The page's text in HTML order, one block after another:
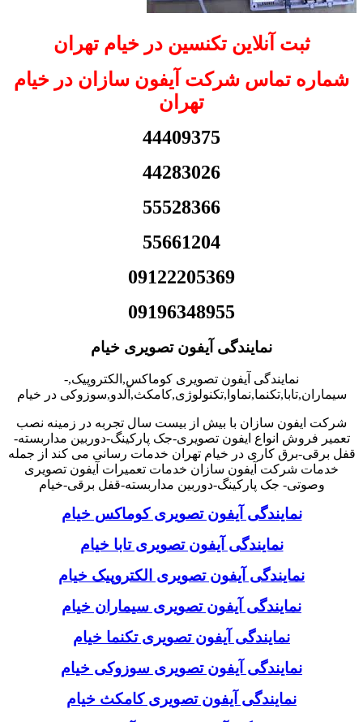
ثبت آنلاین تکنسین در خیام تهران
شماره تماس شرکت آیفون سازان در خیام
تهران
44409375
44283026
55528366
55661204
09122205369
09196348955
نمایندگی آیفون تصویری خیام
نمایندگی آیفون تصویری کوماکس,الکتروپیک,-
سیماران,تابا,تکنما,نماوا,تکنولوژی,کامکث,آلدو,سوزوکی در خیام
شرکت ایفون سازان با بیش از بیست سال تجربه در زمینه نصب
تعمیر فروش انواع ایفون تصویری-جک پارکینگ-دوربین مداربسته-
قفل برقی-برق کاری در خیام تهران خدمات رسانی می کند از جمله
خدمات شرکت آیفون سازان خدمات تعمیرات آیفون تصویری
وصوتی- جک پارکینگ-دوربین مداربسته-قفل برقی-خیام
نمایندگی آیفون تصویری کوماکس خیام
نمایندگی آیفون تصویری تابا خیام
نمایندگی آیفون تصویری الکتروپیک خیام
نمایندگی آیفون تصویری سیماران خیام
نمایندگی آیفون تصویری تکنما خیام
نمایندگی آیفون تصویری سوزوکی خیام
نمایندگی آیفون تصویری کامکث خیام